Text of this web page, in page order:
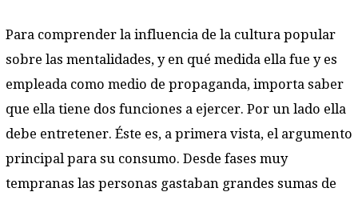
Para comprender la influencia de la cultura popular
sobre las mentalidades, y en qué medida ella fue y es
empleada como medio de propaganda, importa saber
que ella tiene dos funciones a ejercer. Por un lado ella
debe entretener. Éste es, a primera vista, el argumento
principal para su consumo. Desde fases muy
tempranas las personas gastaban grandes sumas de